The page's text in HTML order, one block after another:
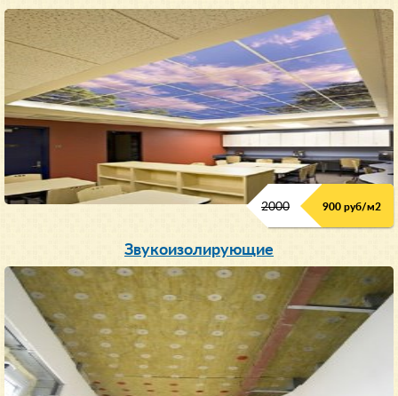
2000 900 руб/м2
Звукоизолирующие